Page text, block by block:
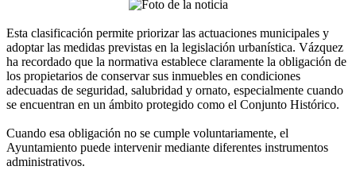
Esta clasificación permite priorizar las actuaciones municipales y
adoptar las medidas previstas en la legislación urbanística. Vázquez
ha recordado que la normativa establece claramente la obligación de
los propietarios de conservar sus inmuebles en condiciones
adecuadas de seguridad, salubridad y ornato, especialmente cuando
se encuentran en un ámbito protegido como el Conjunto Histórico.
Cuando esa obligación no se cumple voluntariamente, el
Ayuntamiento puede intervenir mediante diferentes instrumentos
administrativos.